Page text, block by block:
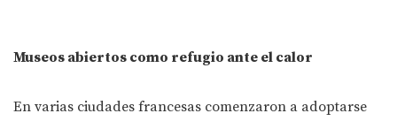
Museos abiertos como refugio ante el calor
En varias ciudades francesas comenzaron a adoptarse